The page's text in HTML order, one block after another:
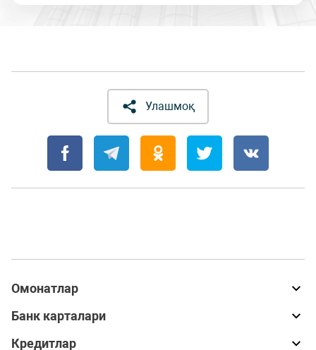
Улашмоқ
Омонатлар
Банк карталари
Кредитлар